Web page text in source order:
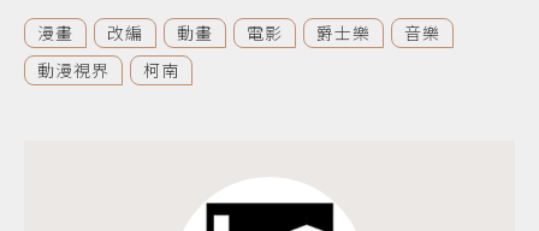
漫畫 改編 動畫 電影 爵士樂
音樂
動漫視界
柯南